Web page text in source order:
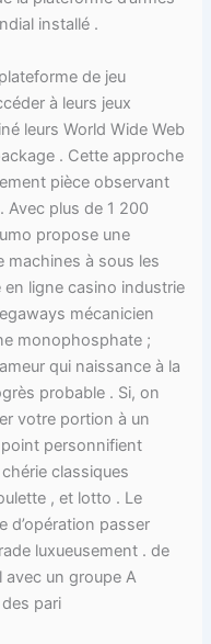
installé .
de jeu
à leurs jeux
leurs World Wide Web
. Cette approche
pièce observant
plus de 1 200
propose une
machines à sous les
en ligne casino industrie
mécanicien
monophosphate ;
qui naissance à la
probable . Si, on
votre portion à un
personnifient
classiques
, et lotto . Le
d’opération passer
luxueusement . de
avec un groupe A
pari